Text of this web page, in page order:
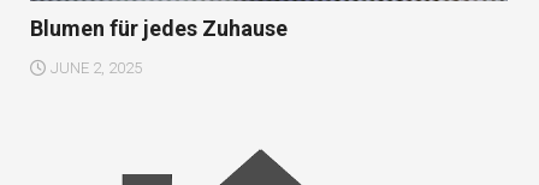
Blumen für jedes Zuhause
JUNE 2, 2025